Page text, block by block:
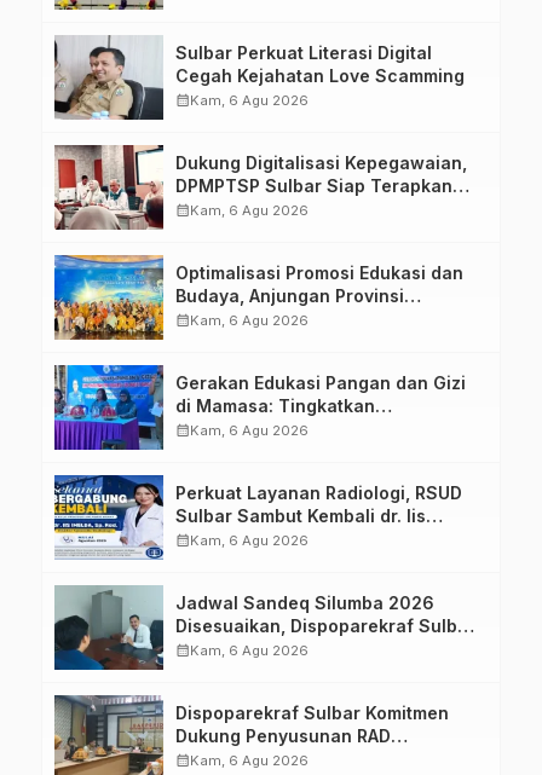
Sulbar Perkuat Literasi Digital
Cegah Kejahatan Love Scamming
calendar_monthKam, 6 Agu 2026
Dukung Digitalisasi Kepegawaian,
DPMPTSP Sulbar Siap Terapkan
Aplikasi FLEKSI ASN
calendar_monthKam, 6 Agu 2026
Optimalisasi Promosi Edukasi dan
Budaya, Anjungan Provinsi
Sulawesi Barat Perkuat Kolaborasi
calendar_monthKam, 6 Agu 2026
Gerakan Edukasi Pangan dan Gizi
di Mamasa: Tingkatkan
Pengetahuan dan Keterampilan
calendar_monthKam, 6 Agu 2026
Perkuat Layanan Radiologi, RSUD
Sulbar Sambut Kembali dr. Iis
Imelda, Sp.Rad
calendar_monthKam, 6 Agu 2026
Jadwal Sandeq Silumba 2026
Disesuaikan, Dispoparekraf Sulbar
Pastikan Persiapan Tetap
calendar_monthKam, 6 Agu 2026
Dispoparekraf Sulbar Komitmen
Dukung Penyusunan RAD
TPB/SDGs Sulawesi Barat
calendar_monthKam, 6 Agu 2026